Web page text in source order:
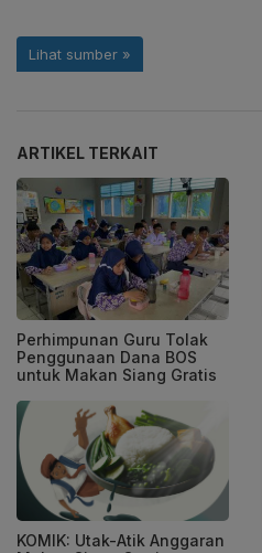
ARTIKEL TERKAIT
Perhimpunan Guru Tolak
Penggunaan Dana BOS
untuk Makan Siang Gratis
KOMIK: Utak-Atik Anggaran